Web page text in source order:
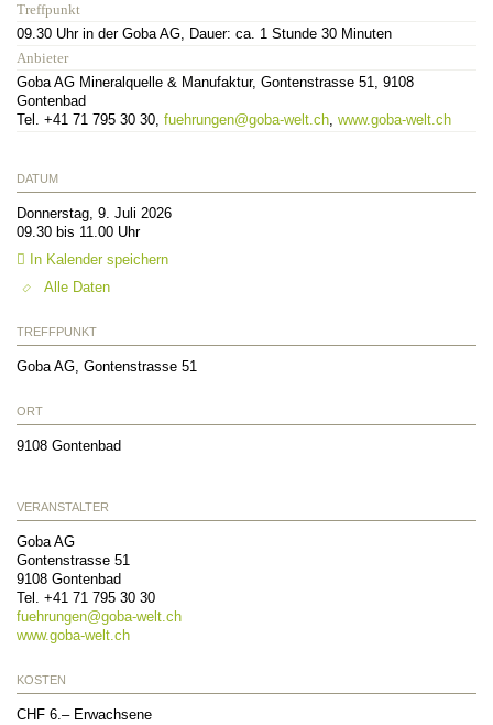
Treffpunkt
09.30 Uhr in der Goba AG, Dauer: ca. 1 Stunde 30 Minuten
Anbieter
Goba AG Mineralquelle & Manufaktur, Gontenstrasse 51, 9108
Gontenbad
Tel. +41 71 795 30 30, fuehrungen@goba-welt.ch, www.goba-welt.ch
DATUM
Donnerstag, 9. Juli 2026
09.30 bis 11.00 Uhr
In Kalender speichern
Alle Daten
TREFFPUNKT
Goba AG, Gontenstrasse 51
ORT
9108 Gontenbad
VERANSTALTER
Goba AG
Gontenstrasse 51
9108 Gontenbad
Tel. +41 71 795 30 30
fuehrungen@goba-welt.ch
www.goba-welt.ch
KOSTEN
CHF 6.– Erwachsene